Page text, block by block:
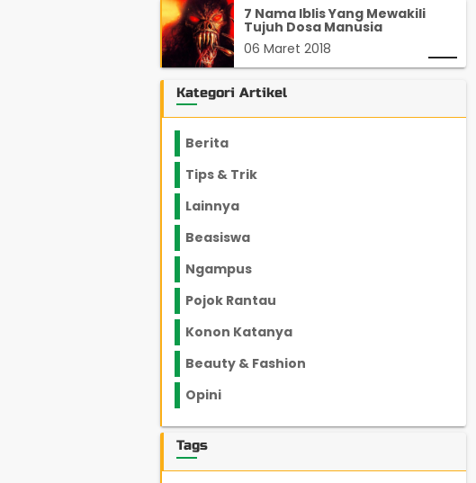
7 Nama Iblis Yang Mewakili
Tujuh Dosa Manusia
06 Maret 2018
Kategori Artikel
Berita
Tips & Trik
Lainnya
Beasiswa
Ngampus
Pojok Rantau
Konon Katanya
Beauty & Fashion
Opini
Tags